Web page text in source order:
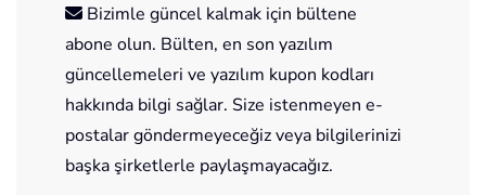
Bizimle güncel kalmak için bültene
abone olun. Bülten, en son yazılım
güncellemeleri ve yazılım kupon kodları
hakkında bilgi sağlar. Size istenmeyen e-
postalar göndermeyeceğiz veya bilgilerinizi
başka şirketlerle paylaşmayacağız.